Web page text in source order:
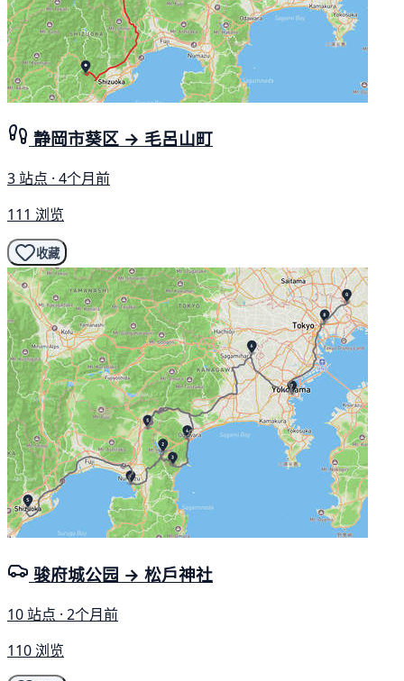
静岡市葵区 → 毛呂山町
3 站点 · 4个月前
111 浏览
收藏
骏府城公园 → 松戶神社
10 站点 · 2个月前
110 浏览